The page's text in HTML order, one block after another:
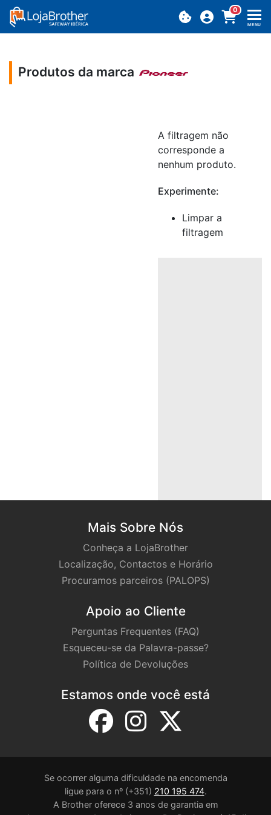
0
MENU
Produtos da marca
A filtragem não
corresponde a
nenhum produto.
Experimente:
Limpar a
filtragem
Mais Sobre Nós
Conheça a LojaBrother
Localização, Contactos e Horário
Procuramos parceiros (PALOPS)
Apoio ao Cliente
Perguntas Frequentes (FAQ)
Esqueceu-se da Palavra-passe?
Política de Devoluções
Estamos onde você está
Se ocorrer alguma dificuldade na encomenda
ligue para o nº (+351) 210 195 474.
A Brother oferece 3 anos de garantia em